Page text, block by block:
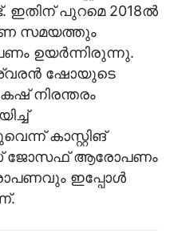
ഇതിന് പുറമെ 2018ല്‍
സമയത്തും
ഉയര്‍ന്നിരുന്നു.
ഷോയുടെ
നിരന്തരം
കാസ്റ്റിങ്
ജോസഫ് ആരോപണം
ഇപ്പോള്‍